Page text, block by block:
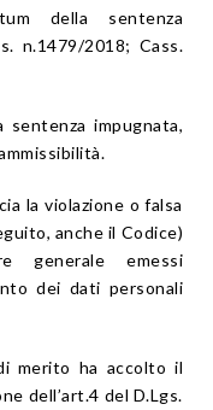
della sentenza
n.1479/2018; Cass.
sentenza impugnata,
la violazione o falsa
anche il Codice)
generale emessi
dei dati personali
merito ha accolto il
dell’art.4 del D.Lgs.